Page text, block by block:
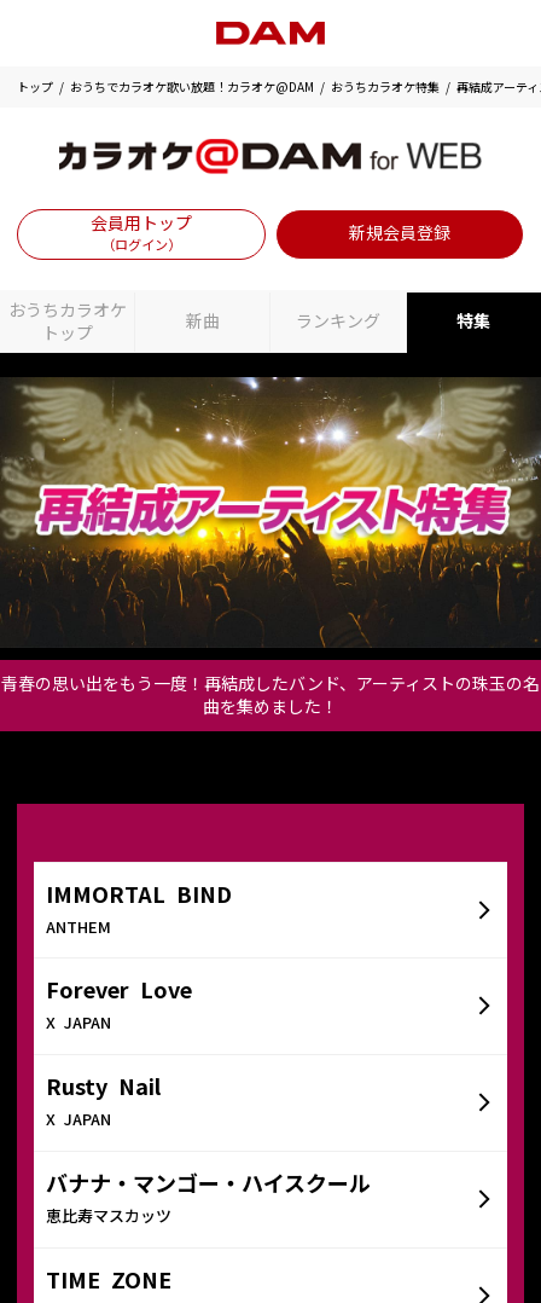
トップ おうちでカラオケ歌い放題！カラオケ@DAM おうちカラオケ特集 再結成アーテ
会員用トップ
（ログイン）
新規会員登録
おうちカラオケ
トップ
新曲 ランキング 特集
青春の思い出をもう一度！再結成したバンド、アーティストの珠玉の名
曲を集めました！
IMMORTAL BIND
ANTHEM
Forever Love
X JAPAN
Rusty Nail
X JAPAN
バナナ・マンゴー・ハイスクール
恵比寿マスカッツ
TIME ZONE